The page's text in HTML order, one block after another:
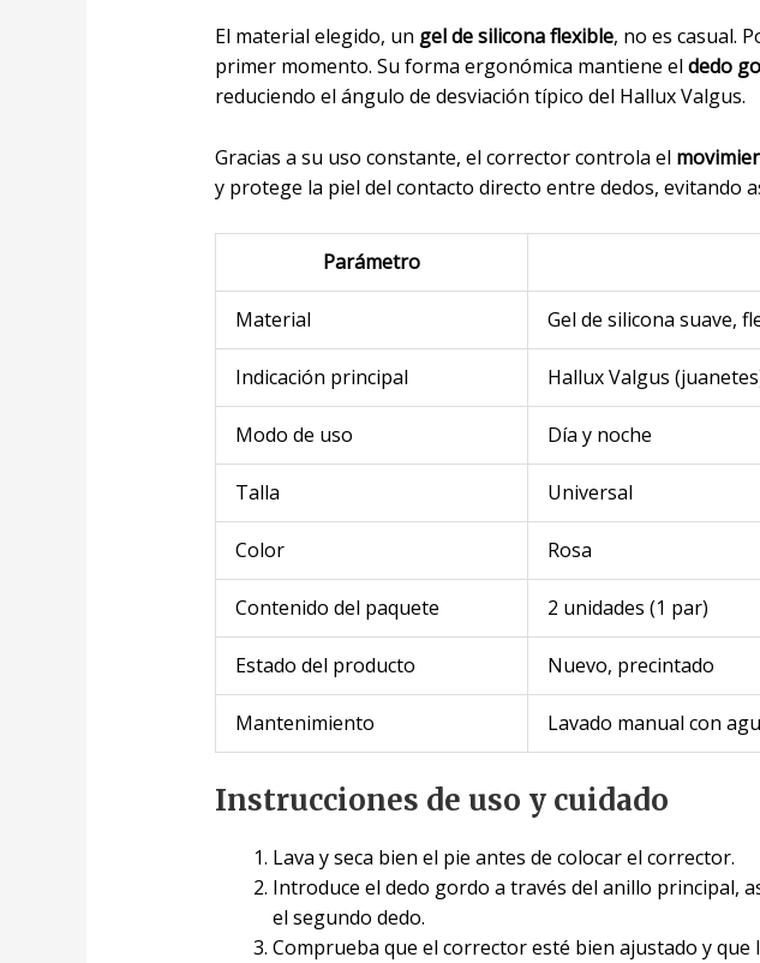
El material elegido, un gel de silicona flexible, no es casual.
primer momento. Su forma ergonómica mantiene el dedo
reduciendo el ángulo de desviación típico del Hallux Valgus.
Gracias a su uso constante, el corrector controla el
y protege la piel del contacto directo entre dedos, evitando
Parámetro
Material Gel de silicona suave,
Indicación principal Hallux Valgus
Modo de uso Día y noche
Talla Universal
Color Rosa
Contenido del paquete 2 unidades (1 par)
Estado del producto Nuevo, precintado
Mantenimiento Lavado manual con
Instrucciones de uso y cuidado
Lava y seca bien el pie antes de colocar el corrector.
Introduce el dedo gordo a través del anillo principal,
el segundo dedo.
Comprueba que el corrector esté bien ajustado y